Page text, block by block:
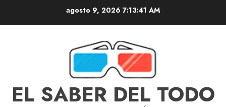
agosto 9, 2026 7:13:41 AM
EL SABER DEL TODO